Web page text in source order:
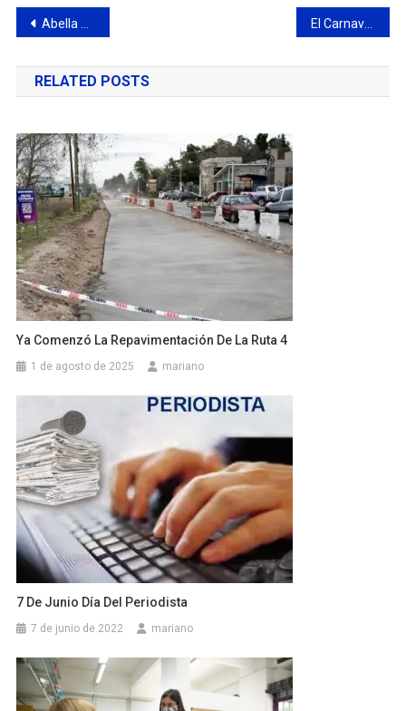
Navegación
de
entradas
Abella pidió rever la norma que regula a las empresas de agua e incluir el análisis de posibles agrotóxicos El Carnaval se celebra con food trucks y emprendedores
RELATED POSTS
Ya Comenzó La Repavimentación De La Ruta 4
1 de agosto de 2025 mariano
7 De Junio Día Del Periodista
7 de junio de 2022 mariano